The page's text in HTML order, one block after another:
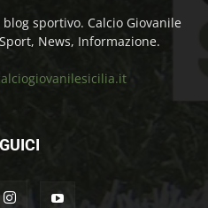
sportivo. Calcio Giovanile
News, Informazione.